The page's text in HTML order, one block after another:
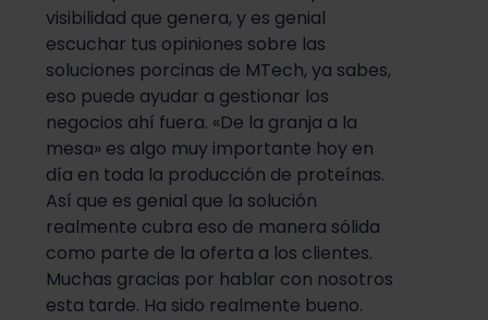
visibilidad que genera, y es genial
escuchar tus opiniones sobre las
soluciones porcinas de MTech, ya sabes,
eso puede ayudar a gestionar los
negocios ahí fuera. «De la granja a la
mesa» es algo muy importante hoy en
día en toda la producción de proteínas.
Así que es genial que la solución
realmente cubra eso de manera sólida
como parte de la oferta a los clientes.
Muchas gracias por hablar con nosotros
esta tarde. Ha sido realmente bueno.